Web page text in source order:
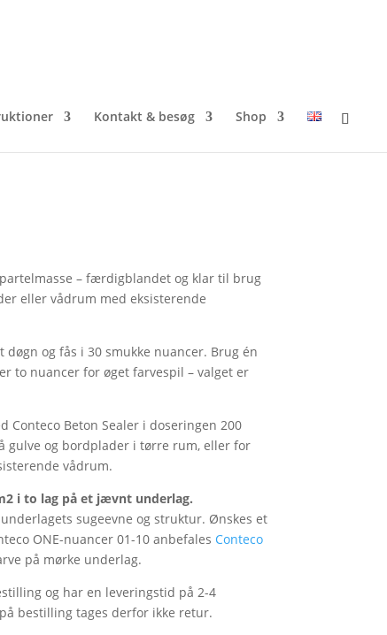
Kontakt & besøg
Shop
– færdigblandet og klar til brug
eller vådrum med eksisterende
døgn og fås i 30 smukke nuancer. Brug én
to nuancer for øget farvespil – valget er
Conteco Beton Sealer i doseringen 200
gulve og bordplader i tørre rum, eller for
vådrum.
i to lag på et jævnt underlag.
sugeevne og struktur. Ønskes et
ONE-nuancer 01-10 anbefales Conteco
på mørke underlag.
og har en leveringstid på 2-4
bestilling tages derfor ikke retur.